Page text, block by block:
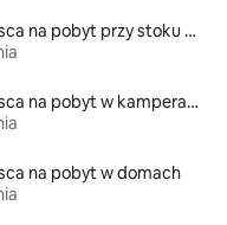
Miejsca na pobyt przy stoku narciarskim
Miejsca na pobyt w kamperach
na pobyt w domach